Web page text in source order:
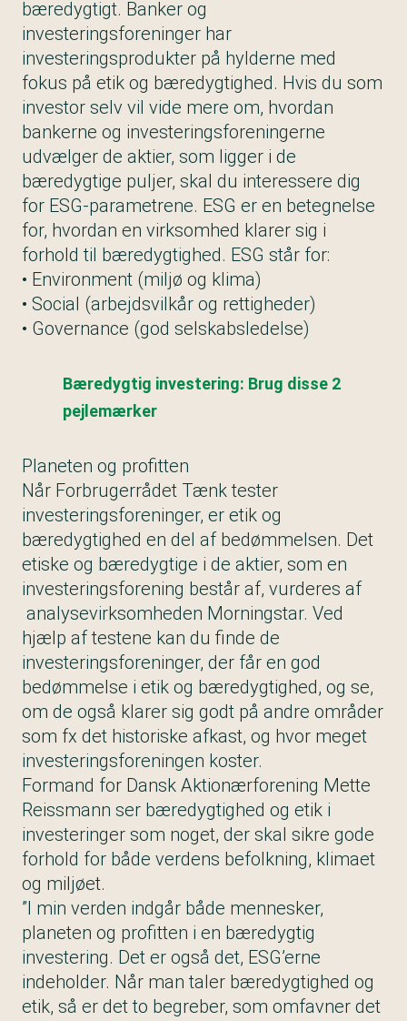
bæredygtigt. Banker og
investeringsforeninger har
investeringsprodukter på hylderne med
fokus på etik og bæredygtighed. Hvis du som
investor selv vil vide mere om, hvordan
bankerne og investeringsforeningerne
udvælger de aktier, som ligger i de
bæredygtige puljer, skal du interessere dig
for ESG-parametrene. ESG er en betegnelse
for, hvordan en virksomhed klarer sig i
forhold til bæredygtighed. ESG står for:
• Environment (miljø og klima)
• Social (arbejdsvilkår og rettigheder)
• Governance (god selskabsledelse)
Bæredygtig investering: Brug disse 2
pejlemærker
Planeten og profitten
Når Forbrugerrådet Tænk tester
investeringsforeninger, er etik og
bæredygtighed en del af bedømmelsen. Det
etiske og bæredygtige i de aktier, som en
investeringsforening består af, vurderes af
analysevirksomheden Morningstar. Ved
hjælp af testene kan du finde de
investeringsforeninger, der får en god
bedømmelse i etik og bæredygtighed, og se,
om de også klarer sig godt på andre områder
som fx det historiske afkast, og hvor meget
investeringsforeningen koster.
Formand for Dansk Aktionærforening Mette
Reissmann ser bæredygtighed og etik i
investeringer som noget, der skal sikre gode
forhold for både verdens befolkning, klimaet
og miljøet.
”I min verden indgår både mennesker,
planeten og profitten i en bæredygtig
investering. Det er også det, ESG’erne
indeholder. Når man taler bæredygtighed og
etik, så er det to begreber, som omfavner det